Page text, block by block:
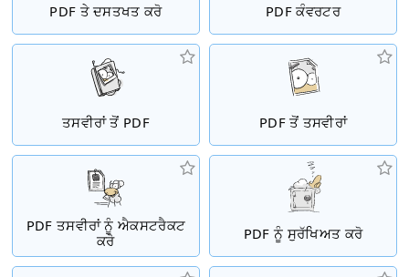
PDF ਤੇ ਦਸਤਖਤ ਕਰੋ PDF ਕੰਵਰਟਰ
ਤਸਵੀਰਾਂ ਤੋਂ PDF PDF ਤੋਂ ਤਸਵੀਰਾਂ
PDF ਤਸਵੀਰਾਂ ਨੂੰ ਐਕਸਟਰੈਕਟ
ਕਰੋ
PDF ਨੂੰ ਸੁਰੱਖਿਅਤ ਕਰੋ